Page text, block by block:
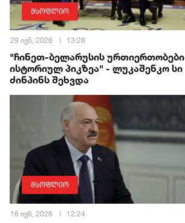
მსოფლიო
29 ივნ, 2026 13:28
"ჩინეთ-ბელარუსის ურთიერთობები
ისტორიულ პიკზეა" - ლუკაშენკო სი
ძინპინს შეხვდა
მსოფლიო
16 ივნ, 2026 12:24